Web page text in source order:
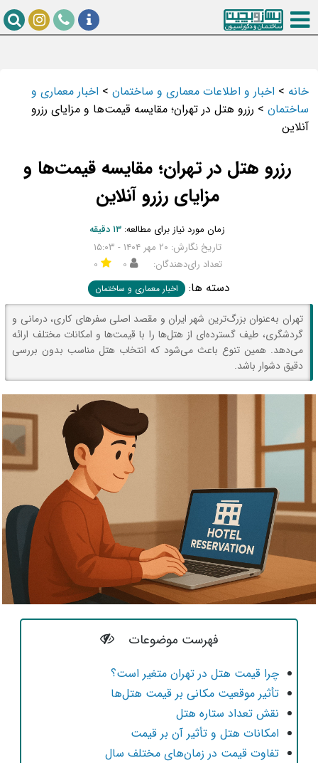
خانه>اخبار و اطلاعات معماری و ساختمان>اخبار معماری و
ساختمان>رزرو هتل در تهران؛ مقایسه قیمت‌ها و مزایای رزرو
آنلاین
رزرو هتل در تهران؛ مقایسه قیمت‌ها و
مزایای رزرو آنلاین
زمان مورد نیاز برای مطالعه:۱۳ دقیقه
تاریخ نگارش: ۲۰ مهر ۱۴۰۴ - ۱۵:۰۳
تعداد رای‌دهندگان:
۰ ۰
دسته ها: اخبار معماری و ساختمان
تهران به‌عنوان بزرگ‌ترین شهر ایران و مقصد اصلی سفرهای کاری، درمانی و
گردشگری، طیف گسترده‌ای از هتل‌ها را با قیمت‌ها و امکانات مختلف ارائه
می‌دهد. همین تنوع باعث می‌شود که انتخاب هتل مناسب بدون بررسی
دقیق دشوار باشد.
فهرست موضوعات
چرا قیمت هتل در تهران متغیر است؟
تأثیر موقعیت مکانی بر قیمت هتل‌ها
نقش تعداد ستاره هتل
امکانات هتل و تأثیر آن بر قیمت
تفاوت قیمت در زمان‌های مختلف سال